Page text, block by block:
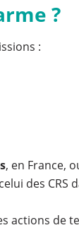
?
:
, en France,
des CRS
actions de